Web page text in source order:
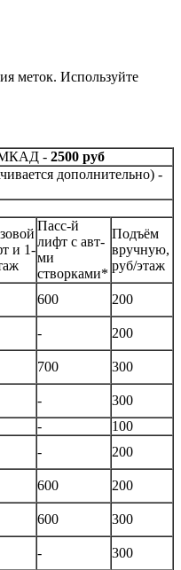
меток. Используйте
МКАД - 2500 руб
дополнительно) -
и 1-
Пасс-й
лифт с авт-
ми
створками*
Подъём
вручную,
руб/этаж
600
200
-
200
700
300
-
300
-
100
-
200
600
200
600
300
-
300